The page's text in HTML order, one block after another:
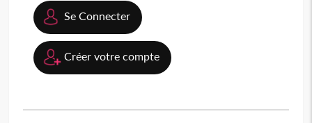
Se Connecter
Créer votre compte